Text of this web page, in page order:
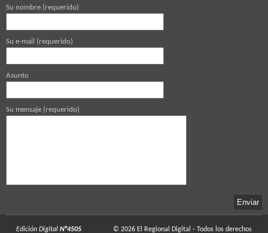
Su nombre (requerido)
Su e-mail (requerido)
Asunto
Su mensaje (requerido)
Edición Digital N°4505 © 2026 El Regional Digital - Todos los derechos